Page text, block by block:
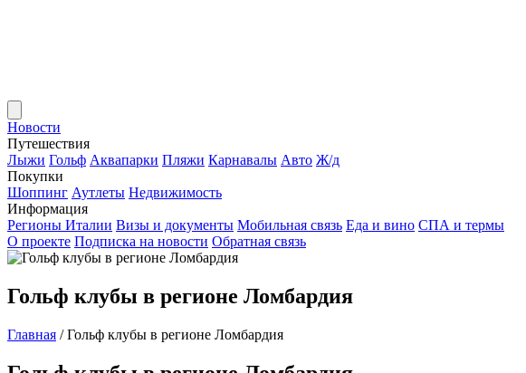
Новости
Путешествия
Лыжи Гольф Аквапарки Пляжи Карнавалы Авто Ж/д
Покупки
Шоппинг Аутлеты Недвижимость
Информация
Регионы Италии Визы и документы Мобильная связь Еда и вино СПА и термы
О проекте Подписка на новости Обратная связь
Гольф клубы в регионе Ломбардия
Главная / Гольф клубы в регионе Ломбардия